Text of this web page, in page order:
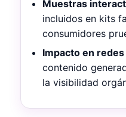
Muestras
incluidos en kits
consumidores
Impacto en
contenido
la visibilidad